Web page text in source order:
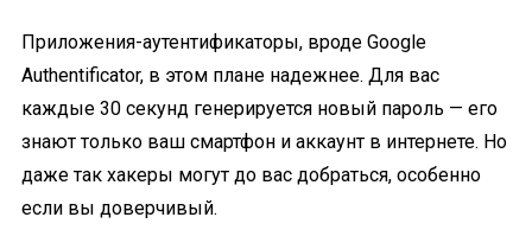
Приложения-аутентификаторы, вроде Google
Authentificator, в этом плане надежнее. Для вас
каждые 30 секунд генерируется новый пароль — его
знают только ваш смартфон и аккаунт в интернете. Но
даже так хакеры могут до вас добраться, особенно
если вы доверчивый.